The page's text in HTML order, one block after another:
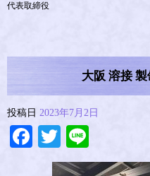
代表取締役
大阪 溶接
投稿日 2023年7月2日
Facebook
Twitter